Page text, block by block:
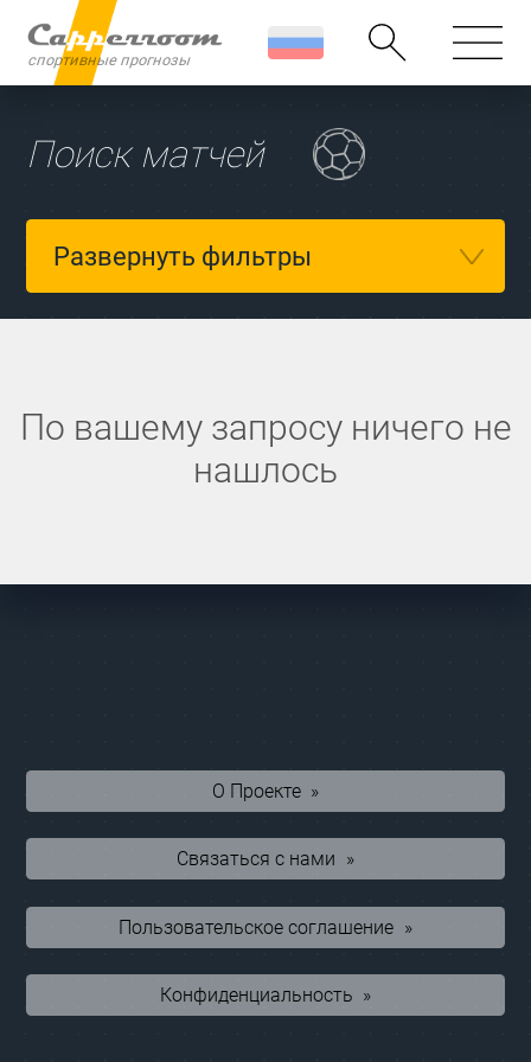
спортивные прогнозы
English
Поиск матчей
Футбол
Хоккей
Развернуть фильтры
По вашему запросу ничего не
нашлось
О Проекте
Связаться с нами
Пользовательское соглашение
Конфиденциальность